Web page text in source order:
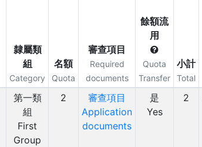
隸屬類
組
Category
名額
Quota
審查項目
Required
documents
餘額流
用
Quota
Transfer
小計
Total
第一類
組
First
Group
2
審查項目
Application
documents
是
Yes
2